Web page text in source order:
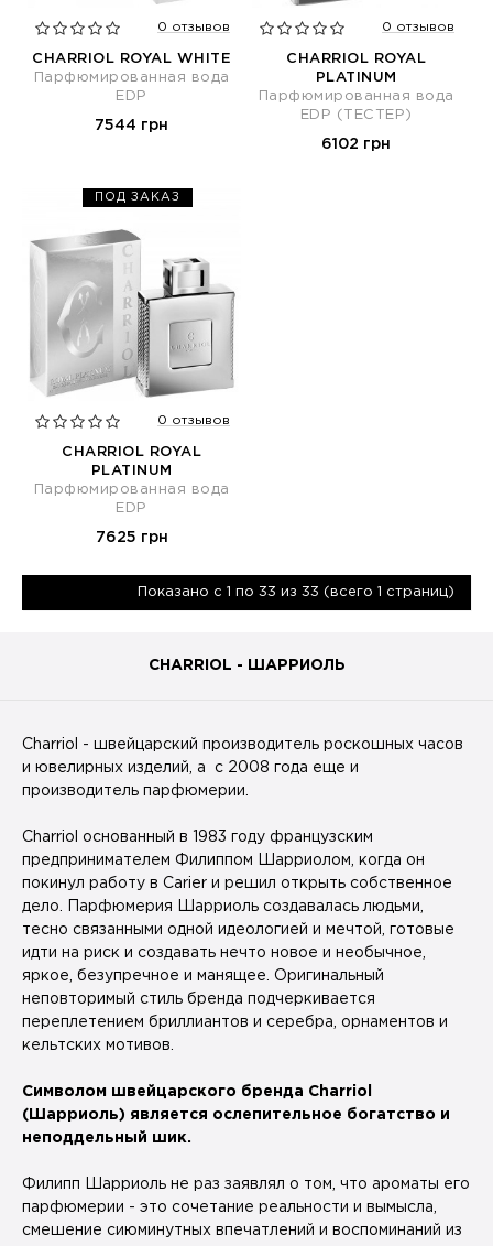
0 отзывов
CHARRIOL ROYAL WHITE
Парфюмированная вода
EDP
7544 грн
0 отзывов
CHARRIOL ROYAL
PLATINUM
Парфюмированная вода
EDP (ТЕСТЕР)
6102 грн
ПОД ЗАКАЗ
0 отзывов
CHARRIOL ROYAL
PLATINUM
Парфюмированная вода
EDP
7625 грн
Показано с 1 по 33 из 33 (всего 1 страниц)
CHARRIOL - ШАРРИОЛЬ
Charriol - швейцарский производитель роскошных часов
и ювелирных изделий, а с 2008 года еще и
производитель парфюмерии.
Charriol основанный в 1983 году французским
предпринимателем Филиппом Шарриолом, когда он
покинул работу в Carier и решил открыть собственное
дело. Парфюмерия Шарриоль создавалась людьми,
тесно связанными одной идеологией и мечтой, готовые
идти на риск и создавать нечто новое и необычное,
яркое, безупречное и манящее. Оригинальный
неповторимый стиль бренда подчеркивается
переплетением бриллиантов и серебра, орнаментов и
кельтских мотивов.
Символом швейцарского бренда Charriol
(Шарриоль) является ослепительное богатство и
неподдельный шик.
Филипп Шарриоль не раз заявлял о том, что ароматы его
парфюмерии - это сочетание реальности и вымысла,
смешение сиюминутных впечатлений и воспоминаний из